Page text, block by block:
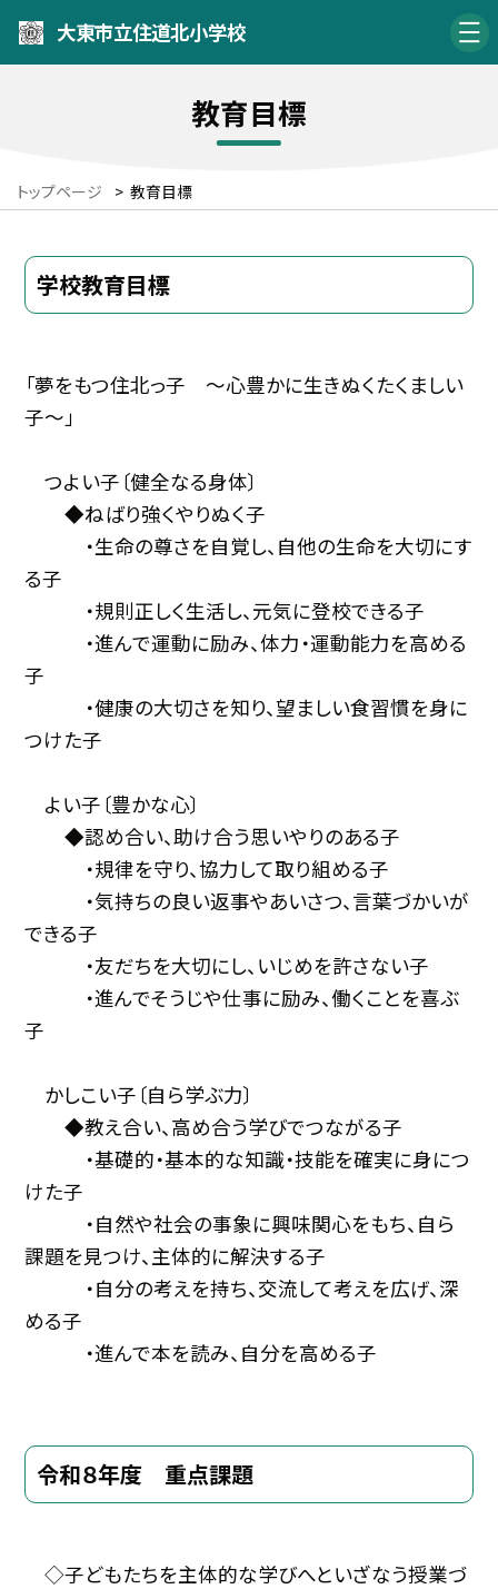
大東市立住道北小学校
教育目標
トップページ > 教育目標
学校教育目標
「夢をもつ住北っ子 〜心豊かに生きぬくたくましい
子〜」
つよい子〔健全なる身体〕
◆ねばり強くやりぬく子
・生命の尊さを自覚し、自他の生命を大切にす
る子
・規則正しく生活し、元気に登校できる子
・進んで運動に励み、体力・運動能力を高める
子
・健康の大切さを知り、望ましい食習慣を身に
つけた子
よい子〔豊かな心〕
◆認め合い、助け合う思いやりのある子
・規律を守り、協力して取り組める子
・気持ちの良い返事やあいさつ、言葉づかいが
できる子
・友だちを大切にし、いじめを許さない子
・進んでそうじや仕事に励み、働くことを喜ぶ
子
かしこい子〔自ら学ぶ力〕
◆教え合い、高め合う学びでつながる子
・基礎的・基本的な知識・技能を確実に身につ
けた子
・自然や社会の事象に興味関心をもち、自ら
課題を見つけ、主体的に解決する子
・自分の考えを持ち、交流して考えを広げ、深
める子
・進んで本を読み、自分を高める子
令和８年度 重点課題
◇子どもたちを主体的な学びへといざなう授業づ